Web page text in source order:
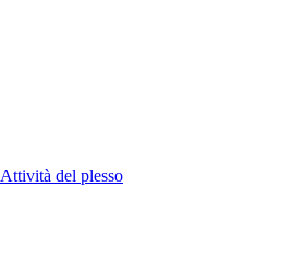
Attività del plesso